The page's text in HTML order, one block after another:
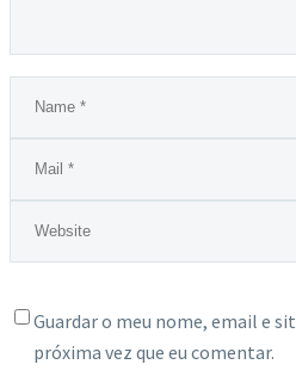
Guardar o meu nome, email e
próxima vez que eu comentar.